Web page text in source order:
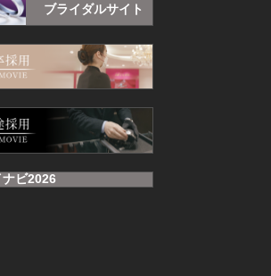
ブライダルサイト